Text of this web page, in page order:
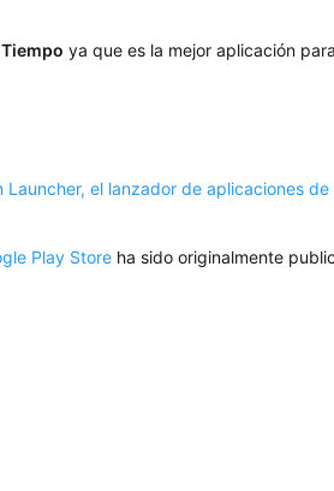
ya que es la mejor aplicación
el lanzador de aplicaciones de
Play Store ha sido originalmente